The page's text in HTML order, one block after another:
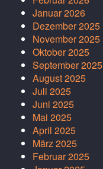
Januar 2026
Dezember 2025
November 2025
Oktober 2025
September 2025
August 2025
Juli 2025
Juni 2025
Mai 2025
April 2025
März 2025
Februar 2025